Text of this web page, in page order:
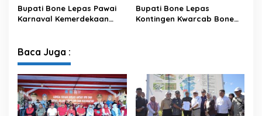
XIV/Hasanuddin
Bupati Bone Lepas Pawai
Karnaval Kemerdekaan
Bupati Bone Lepas
Kontingen Kwarcab Bone
Baca Juga :